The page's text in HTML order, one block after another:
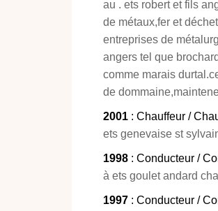
au . ets robert et fils
de métaux,fer et
entreprises de
angers tel que
comme marais
de
2001 : Chauffeur /
ets genevaise st
1998 : Conducteur /
à ets goulet andard
1997 : Conducteur /